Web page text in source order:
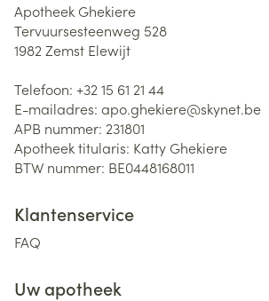
Apotheek Ghekiere
Tervuursesteenweg 528
1982 Zemst Elewijt
Telefoon: +32 15 61 21 44
E-mailadres: apo.ghekiere@skynet.be
APB nummer: 231801
Apotheek titularis: Katty Ghekiere
BTW nummer: BE0448168011
Klantenservice
FAQ
Uw apotheek